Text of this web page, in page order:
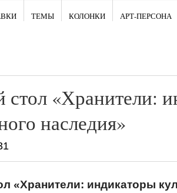
ТЕМЫ КОЛОНКИ АРТ-ПЕРСОНА
стол «Хранители:
наследия»
«Хранители: индикаторы